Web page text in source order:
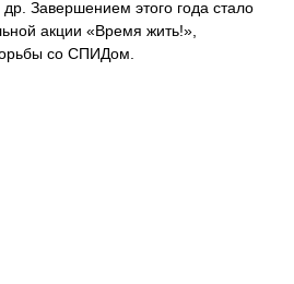
др. Завершением этого года стало
акции «Время жить!»,
со СПИДом.